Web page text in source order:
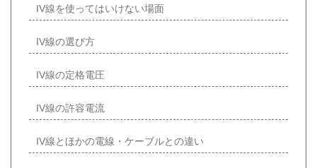
IV線を使ってはいけない場面
IV線の選び方
IV線の定格電圧
IV線の許容電流
IV線とほかの電線・ケーブルとの違い